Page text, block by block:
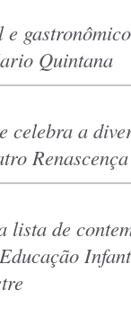
gastronômico
Quintana
celebra a
Renascença
lista de